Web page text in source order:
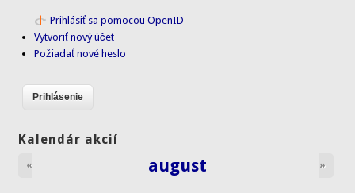
Prihlásiť sa pomocou OpenID
Vytvoriť nový účet
Požiadať nové heslo
Kalendár akcií
august
« »